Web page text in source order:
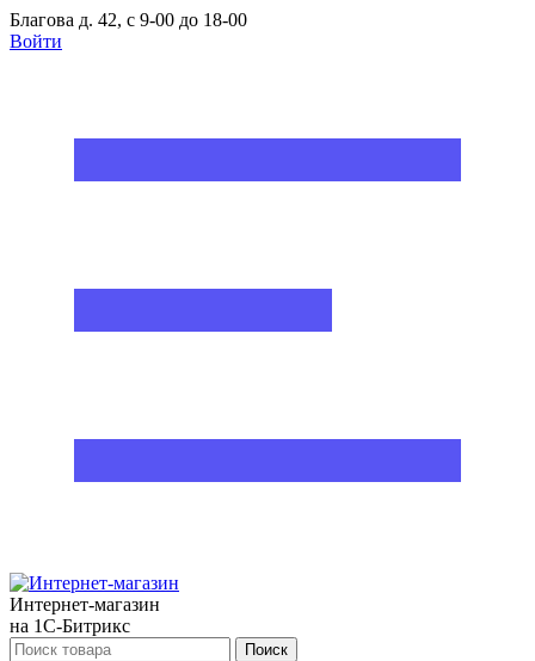
Благова д. 42, с 9-00 до 18-00
Войти
Интернет-магазин
на 1С-Битрикс
Поиск